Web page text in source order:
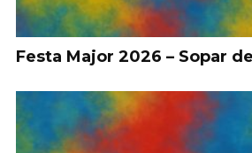
Festa Major 2026 – Sopar